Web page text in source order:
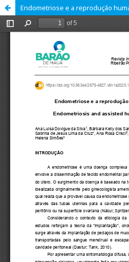
Endometriose e a reprodução